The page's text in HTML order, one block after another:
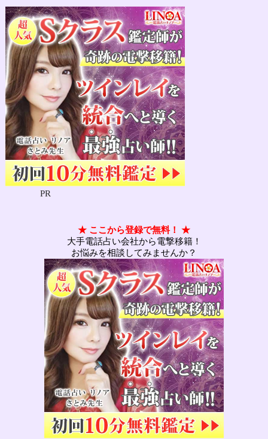
PR
★ ここから登録で無料！ ★
大手電話占い会社から電撃移籍！
お悩みを相談してみませんか？